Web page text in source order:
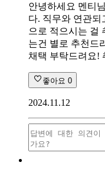
안녕하세요 멘티
다. 직무와 연관
으로 적으시는 걸
는건 별로 추천드
채택 부탁드려요!
좋아요 0
2024.11.12